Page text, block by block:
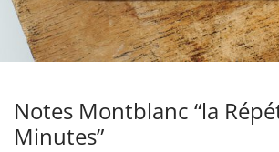
Notes Montblanc “la
Minutes”